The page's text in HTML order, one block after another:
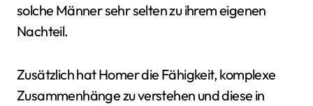
solche Männer sehr selten zu ihrem eigenen
Nachteil.
Zusätzlich hat Homer die Fähigkeit, komplexe
Zusammenhänge zu verstehen und diese in